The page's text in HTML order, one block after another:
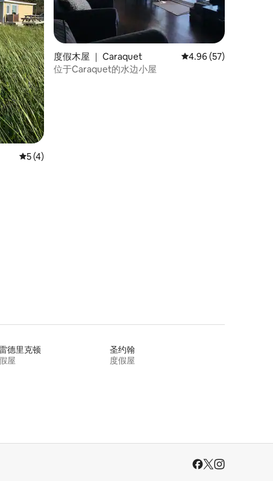
平均评分 5 分（满分 5 分），共 4 条评价
5 (4)
度假木屋 ｜ Caraquet 平均评分 4.96 分（满
4.96 (57)
位于Caraquet的水边小屋
德里克顿
屋
圣约翰
度假屋